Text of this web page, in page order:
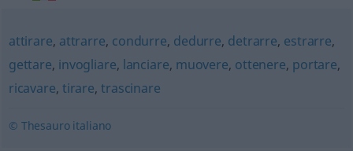
attirare, attrarre, condurre, dedurre, detrarre, estrarre,
gettare, invogliare, lanciare, muovere, ottenere, portare,
ricavare, tirare,trascinare
© Thesauro italiano